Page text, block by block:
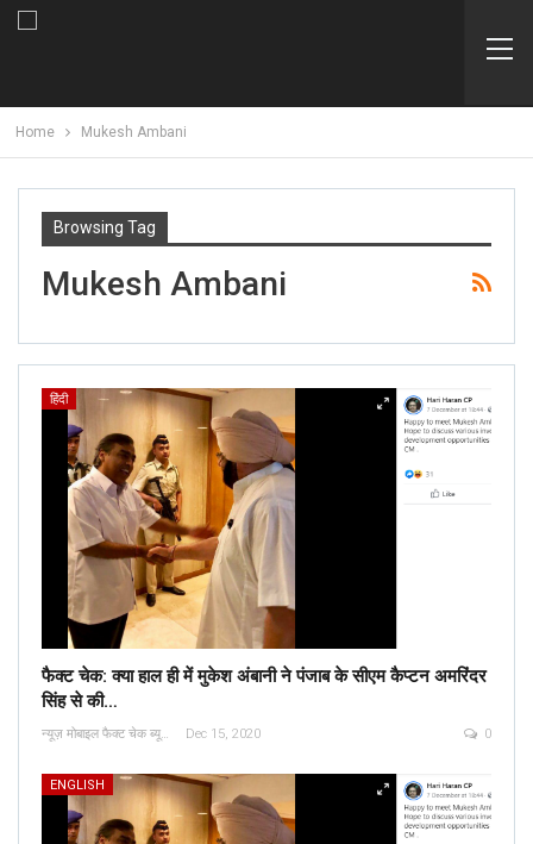
Home Mukesh Ambani
Browsing Tag
Mukesh Ambani
हिंदी
फैक्ट चेक: क्या हाल ही में मुकेश अंबानी ने पंजाब के सीएम कैप्टन अमरिंदर
सिंह से की…
न्यूज़ मोबाइल फैक्ट चेक ब्यूरो Dec 15, 2020 0
ENGLISH